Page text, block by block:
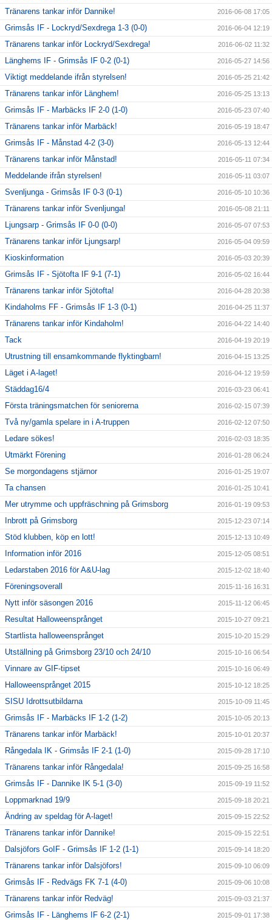
Tränarens tankar inför Dannike! 2016-06-08 17:05
Grimsås IF - Lockryd/Sexdrega 1-3 (0-0) 2016-06-04 12:19
Tränarens tankar inför Lockryd/Sexdrega! 2016-06-02 11:32
Länghems IF - Grimsås IF 0-2 (0-1) 2016-05-27 14:56
Viktigt meddelande ifrån styrelsen! 2016-05-25 21:42
Tränarens tankar inför Länghem! 2016-05-25 13:13
Grimsås IF - Marbäcks IF 2-0 (1-0) 2016-05-23 07:40
Tränarens tankar inför Marbäck! 2016-05-19 18:47
Grimsås IF - Månstad 4-2 (3-0) 2016-05-13 12:44
Tränarens tankar inför Månstad! 2016-05-11 07:34
Meddelande ifrån styrelsen! 2016-05-11 03:07
Svenljunga - Grimsås IF 0-3 (0-1) 2016-05-10 10:36
Tränarens tankar inför Svenljunga! 2016-05-08 21:11
Ljungsarp - Grimsås IF 0-0 (0-0) 2016-05-07 07:53
Tränarens tankar inför Ljungsarp! 2016-05-04 09:59
Kioskinformation 2016-05-03 20:39
Grimsås IF - Sjötofta IF 9-1 (7-1) 2016-05-02 16:44
Tränarens tankar inför Sjötofta! 2016-04-28 20:38
Kindaholms FF - Grimsås IF 1-3 (0-1) 2016-04-25 11:37
Tränarens tankar inför Kindaholm! 2016-04-22 14:40
Tack 2016-04-19 20:19
Utrustning till ensamkommande flyktingbarn! 2016-04-15 13:25
Läget i A-laget! 2016-04-12 19:59
Städdag16/4 2016-03-23 06:41
Första träningsmatchen för seniorerna 2016-02-15 07:39
Två ny/gamla spelare in i A-truppen 2016-02-12 07:50
Ledare sökes! 2016-02-03 18:35
Utmärkt Förening 2016-01-28 06:24
Se morgondagens stjärnor 2016-01-25 19:07
Ta chansen 2016-01-25 10:41
Mer utrymme och uppfräschning på Grimsborg 2016-01-19 09:53
Inbrott på Grimsborg 2015-12-23 07:14
Stöd klubben, köp en lott! 2015-12-13 10:49
Information inför 2016 2015-12-05 08:51
Ledarstaben 2016 för A&U-lag 2015-12-02 18:40
Föreningsoverall 2015-11-16 16:31
Nytt inför säsongen 2016 2015-11-12 06:45
Resultat Halloweensprånget 2015-10-27 09:21
Startlista halloweensprånget 2015-10-20 15:29
Utställning på Grimsborg 23/10 och 24/10 2015-10-16 06:54
Vinnare av GIF-tipset 2015-10-16 06:49
Halloweensprånget 2015 2015-10-12 18:25
SISU Idrottsutbildarna 2015-10-09 11:45
Grimsås IF - Marbäcks IF 1-2 (1-2) 2015-10-05 20:13
Tränarens tankar inför Marbäck! 2015-10-01 20:37
Rångedala IK - Grimsås IF 2-1 (1-0) 2015-09-28 17:10
Tränarens tankar inför Rångedala! 2015-09-25 16:58
Grimsås IF - Dannike IK 5-1 (3-0) 2015-09-19 11:52
Loppmarknad 19/9 2015-09-18 20:21
Ändring av speldag för A-laget! 2015-09-15 22:52
Tränarens tankar inför Dannike! 2015-09-15 22:51
Dalsjöfors GoIF - Grimsås IF 1-2 (1-1) 2015-09-14 18:20
Tränarens tankar inför Dalsjöfors! 2015-09-10 06:09
Grimsås IF - Redvägs FK 7-1 (4-0) 2015-09-06 10:08
Tränarens tankar inför Redväg! 2015-09-03 21:37
Grimsås IF - Länghems IF 6-2 (2-1) 2015-09-01 17:38